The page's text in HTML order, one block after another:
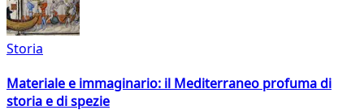
Storia
Materiale e immaginario: il Mediterraneo profuma di
storia e di spezie